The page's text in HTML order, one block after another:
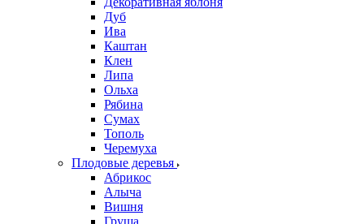
Дуб
Ива
Каштан
Клен
Липа
Ольха
Рябина
Сумах
Тополь
Черемуха
Плодовые деревья
Абрикос
Алыча
Вишня
Груша